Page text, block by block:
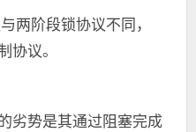
阶段锁协议不同，
协议。
势是其通过阻塞完成